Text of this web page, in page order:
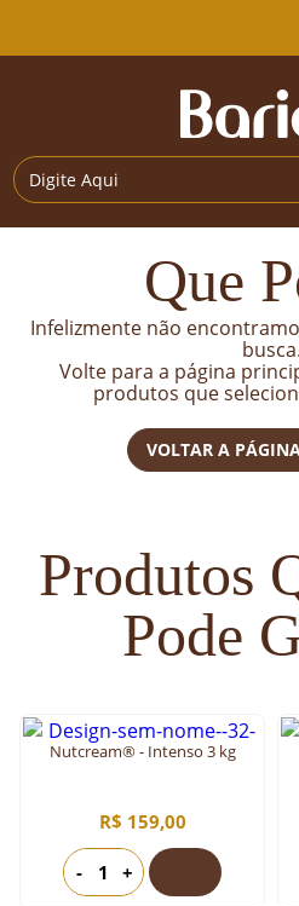
Que
Infelizmente não
busca.
Volte para a página
produtos que
VOLTAR A
Produtos
Pode
Nutcream® - Intenso 3 kg
R$ 159,00
- +